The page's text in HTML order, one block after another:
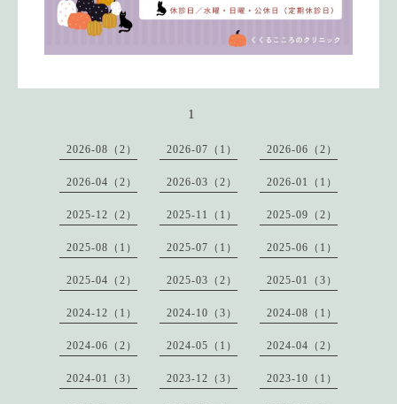
1
2026-08（2） 2026-07（1） 2026-06（2）
2026-04（2） 2026-03（2） 2026-01（1）
2025-12（2） 2025-11（1） 2025-09（2）
2025-08（1） 2025-07（1） 2025-06（1）
2025-04（2） 2025-03（2） 2025-01（3）
2024-12（1） 2024-10（3） 2024-08（1）
2024-06（2） 2024-05（1） 2024-04（2）
2024-01（3） 2023-12（3） 2023-10（1）